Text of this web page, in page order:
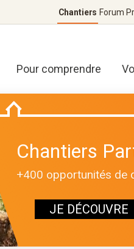
Chantiers Forum
Pour comprendre
Chantiers
+400 opportunités de
JE DÉCOUVRE